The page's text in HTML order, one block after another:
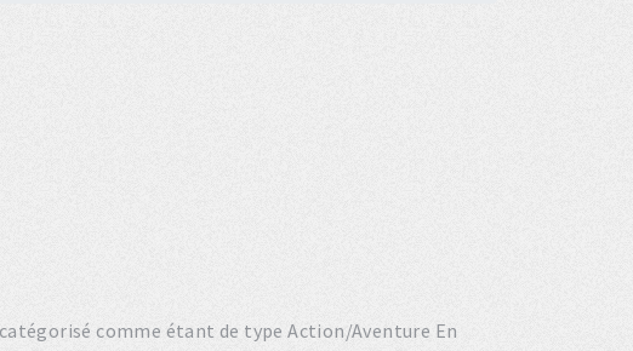
comme étant de type Action/Aventure En